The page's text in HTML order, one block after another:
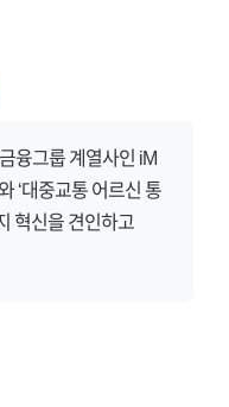
융그룹 계열사인 iM
‘대중교통 어르신 통
혁신을 견인하고